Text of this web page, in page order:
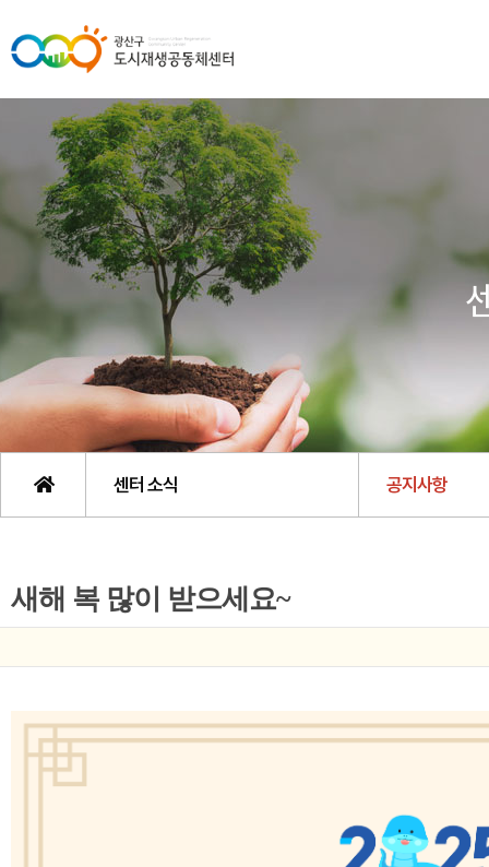
센터 소식 공지사항
새해 복 많이 받으세요~